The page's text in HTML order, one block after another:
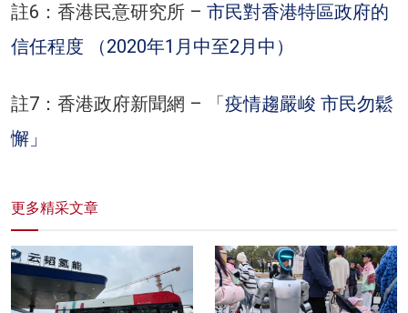
註6：香港民意研究所 – 市民對香港特區政府的
信任程度 （2020年1月中至2月中）
註7：香港政府新聞網 – 「疫情趨嚴峻 市民勿鬆
懈」
更多精采文章